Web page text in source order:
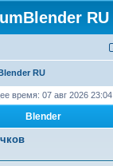
RU
RU
время: 07 авг 2026 23:04
Blender